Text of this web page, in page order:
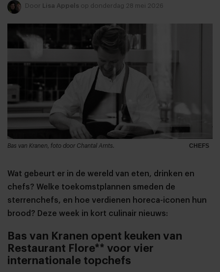
Door Lisa Appels op donderdag 28 mei 2026
CHEFS
Bas van Kranen, foto door Chantal Arnts.
Wat gebeurt er in de wereld van eten, drinken en
chefs? Welke toekomstplannen smeden de
sterrenchefs, en hoe verdienen horeca-iconen hun
brood? Deze week in kort culinair nieuws:
Bas van Kranen opent keuken van
Restaurant Flore** voor vier
internationale topchefs